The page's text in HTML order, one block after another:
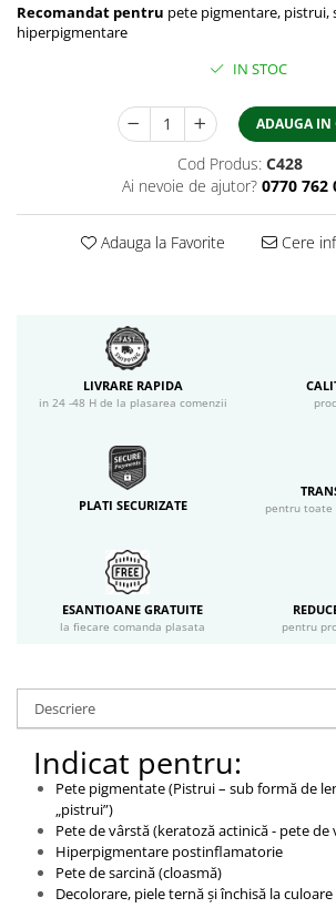
Recomandat pentru pete pigmentare, pistrui,
hiperpigmentare
IN STOC
ADAUGA IN
Cod Produs: C428
Ai nevoie de ajutor? 0770 762
Adauga la Favorite Cere
LIVRARE RAPIDA
in 24 -48 H de la plasarea comenzii
PLATI SECURIZATE
pentru toate
ESANTIOANE GRATUITE
la fiecare comanda plasata pentru
Descriere
Indicat pentru:
Pete pigmentate (Pistrui – sub formă de
„pistrui”)
Pete de vârstă (keratoză actinică - pete de
Hiperpigmentare postinflamatorie
Pete de sarcină (cloasmă)
Decolorare, piele ternă și închisă la culoare